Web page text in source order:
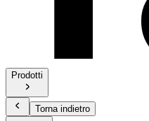
Prodotti
Torna indietro